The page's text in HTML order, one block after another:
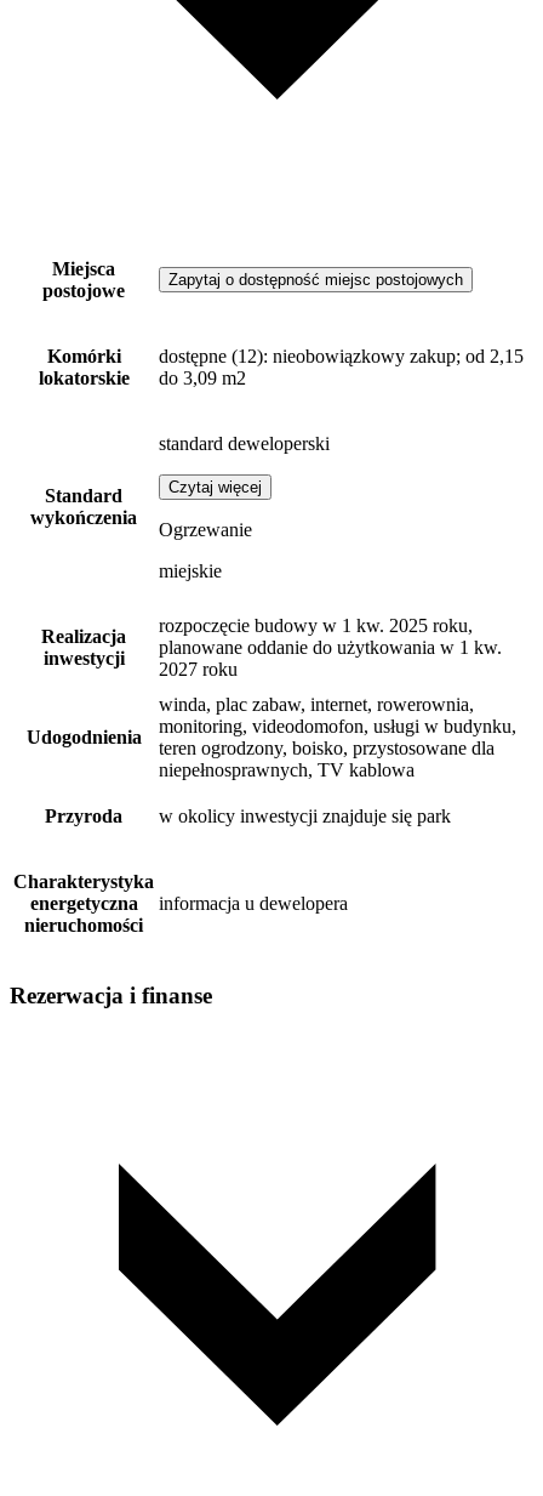
Miejsca
postojowe
Zapytaj o dostępność miejsc postojowych
Komórki
lokatorskie
dostępne (12): nieobowiązkowy zakup; od 2,15
do 3,09 m2
Standard
wykończenia
standard deweloperski
Czytaj więcej
Ogrzewanie
miejskie
Realizacja
inwestycji
rozpoczęcie budowy w 1 kw. 2025 roku,
planowane oddanie do użytkowania w 1 kw.
2027 roku
Udogodnienia
winda, plac zabaw, internet, rowerownia,
monitoring, videodomofon, usługi w budynku,
teren ogrodzony, boisko, przystosowane dla
niepełnosprawnych, TV kablowa
Przyroda w okolicy inwestycji znajduje się park
Charakterystyka
energetyczna
nieruchomości
informacja u dewelopera
Rezerwacja i finanse